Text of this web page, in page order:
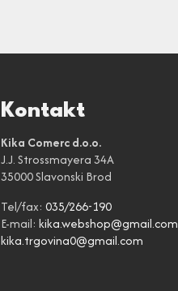
Kontakt
Kika Comerc d.o.o.
J.J. Strossmayera 34A
35000 Slavonski Brod
Tel/fax: 035/266-190
E-mail: kika.webshop@gmail.com
kika.trgovina0@gmail.com